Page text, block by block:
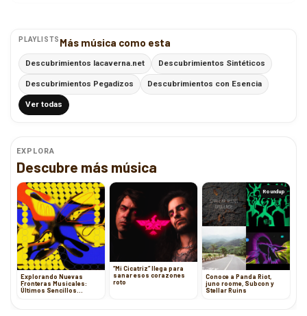
PLAYLISTS Más música como esta
Descubrimientos lacaverna.net Descubrimientos Sintéticos
Descubrimientos Pegadizos Descubrimientos con Esencia
Ver todas
EXPLORA
Descubre más música
Explorando Nuevas
Fronteras Musicales:
Últimos Sencillos
“Mi Cicatriz” llega para
sanar esos corazones
roto
Roundup
Conoce a Panda Riot,
juno roome, Subcon y
Stellar Ruins